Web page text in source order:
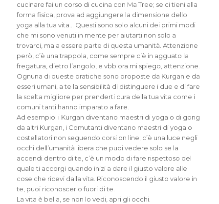
cucinare fai un corso di cucina con Ma Tree; se ci tieni alla
forma fisica, prova ad aggiungere la dimensione dello
yoga alla tua vita… Questi sono solo alcuni dei primi modi
che mi sono venuti in mente per aiutarti non solo a
trovarci, ma a essere parte di questa umanità. Attenzione
però, c’è una trappola, come sempre c’è in agguato la
fregatura, dietro l’angolo, e vbb ora mi spiego, attenzione.
Ognuna di queste pratiche sono proposte da Kurgan e da
esseri umani, a te la sensibilità di distinguere i due e di fare
la scelta migliore per prenderti cura della tua vita come i
comuni tanti hanno imparato a fare.
Ad esempio: i Kurgan diventano maestri di yoga o di gong
da altri Kurgan, i Comutanti diventano maestri di yoga o
costellatori non seguendo corsi on line; c’è una luce negli
occhi dell’umanità libera che puoi vedere solo se la
accendi dentro di te, c’è un modo di fare rispettoso del
quale ti accorgi quando inizi a dare il giusto valore alle
cose che ricevi dalla vita. Riconoscendo il giusto valore in
te, puoi riconoscerlo fuori di te.
La vita è bella, se non lo vedi, apri gli occhi.